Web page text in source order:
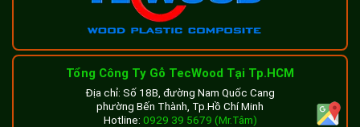
Tổng Công Ty Gỗ TecWood Tại Tp.HCM
Địa chỉ: Số 18B, đường Nam Quốc Cang
phường Bến Thành, Tp.Hồ Chí Minh
Hotline: 0929 39 5679 (Mr.Tâm)